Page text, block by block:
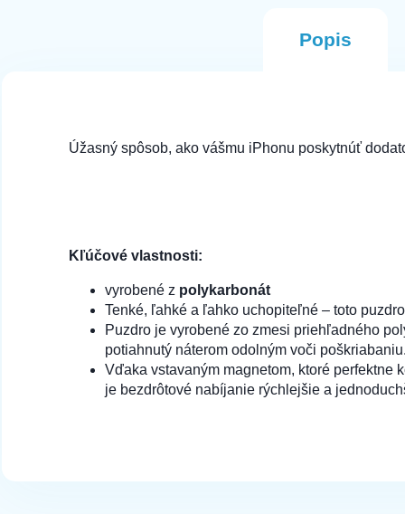
Popis
Úžasný spôsob, ako vášmu iPhonu poskytnúť
Kľúčové vlastnosti:
vyrobené z polykarbonát
Tenké, ľahké a ľahko uchopiteľné – toto
Puzdro je vyrobené zo zmesi priehľadného
potiahnutý náterom odolným voči
Vďaka vstavaným magnetom, ktoré
je bezdrôtové nabíjanie rýchlejšie a